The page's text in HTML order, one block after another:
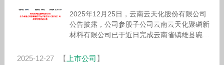
2025年12月25日，云南云天化股份有限公司
公告披露，公司参股子公司云南云天化聚磷新
材料有限公司已于近日完成云南省镇雄县碗厂
正式取得云南省自然资源
2025-12-27 【 上市公司 】